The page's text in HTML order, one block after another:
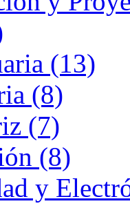
(13)
(8)
(7)
(8)
y